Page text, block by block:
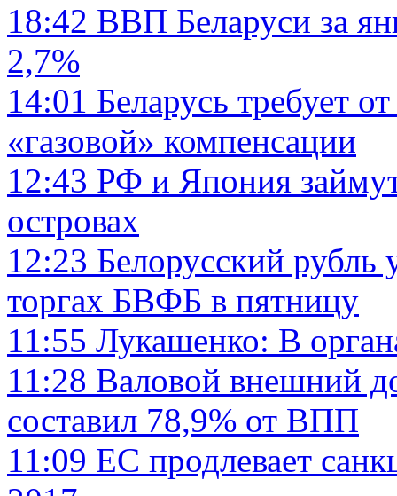
18:42 ВВП Беларуси за
2,7%
14:01 Беларусь требует
«газовой» компенсации
12:43 РФ и Япония
островах
12:23 Белорусский рубль
торгах БВФБ в пятницу
11:55 Лукашенко: В
11:28 Валовой внешний
составил 78,9% от ВПП
11:09 ЕC продлевает